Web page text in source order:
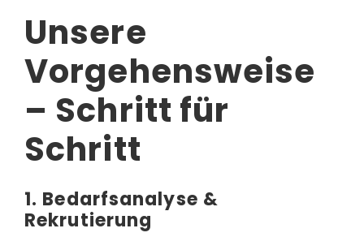
Unsere
Vorgehensweise
– Schritt für
Schritt
1. Bedarfsanalyse &
Rekrutierung